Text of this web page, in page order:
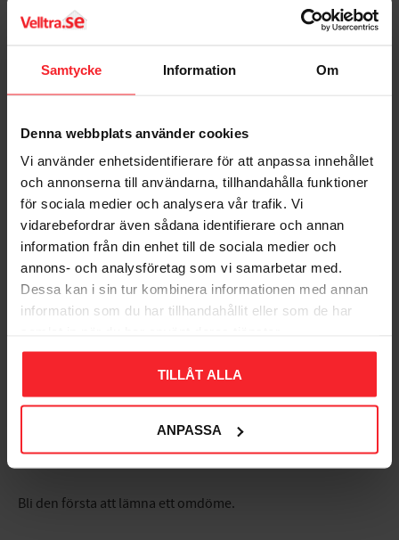
Samtycke Information Om
Denna webbplats använder cookies
Vi använder enhetsidentifierare för att anpassa innehållet
och annonserna till användarna, tillhandahålla funktioner
för sociala medier och analysera vår trafik. Vi
vidarebefordrar även sådana identifierare och annan
information från din enhet till de sociala medier och
annons- och analysföretag som vi samarbetar med.
Dessa kan i sin tur kombinera informationen med annan
information som du har tillhandahållit eller som de har
TILLÅT ALLA
ANPASSA
Omdömen
Du
Bli den första att lämna ett omdöme.
Krok 3940 Borstad
Krom, 2st, Habo 17920
006685457
120KR
Krok 7102, Mässing,
17mm, 5st, Habo 18353
007281677
31KR
58 KR